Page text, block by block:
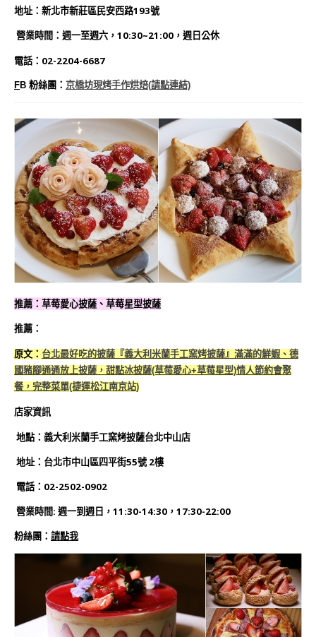
地址：新北市新莊區民安西路193號
營業時間：週一至週六，10:30~21:00，週日公休
電話：02-2204-6687
FB 粉絲團： 京橋坊現烤手作烘焙(請點連結)
推薦：草莓愛心披薩、草莓星型披薩
推薦：
原文： 台北最好吃的披薩『義大利米蘭手工窯烤披薩』滿滿的鮮蝦、德
國豬腳通通放上披薩，甜點冰披薩(草莓愛心+草莓星型)情人節約會聚
餐，完整菜單(捷運松江南京站)
店家資訊
地點：義大利米蘭手工窯烤披薩台北中山店
地址：台北市中山區四平街55號 2樓
電話：02-2502-0902
營業時間: 週一到週日， 11:30-14:30，17:30-22:00
粉絲團 ： 請點我